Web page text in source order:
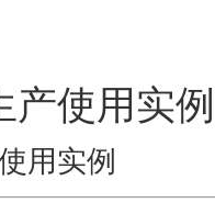
产使用实例
用实例